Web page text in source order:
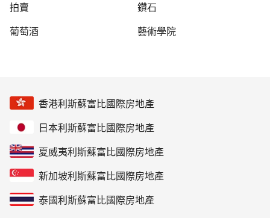
拍賣
鑽石
葡萄酒
藝術學院
香港利斯蘇富比國際房地產
日本利斯蘇富比國際房地產
夏威夷利斯蘇富比國際房地產
新加坡利斯蘇富比國際房地產
泰國利斯蘇富比國際房地產